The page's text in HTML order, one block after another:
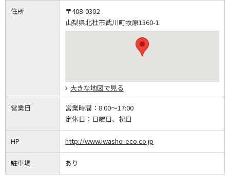
住所
〒408-0302
山梨県北杜市武川町牧原1360-1
大きな地図で見る
営業日 営業時間： 8:00～17:00
定休日： 日曜日、祝日
HP http://www.iwasho-eco.co.jp
駐車場 あり